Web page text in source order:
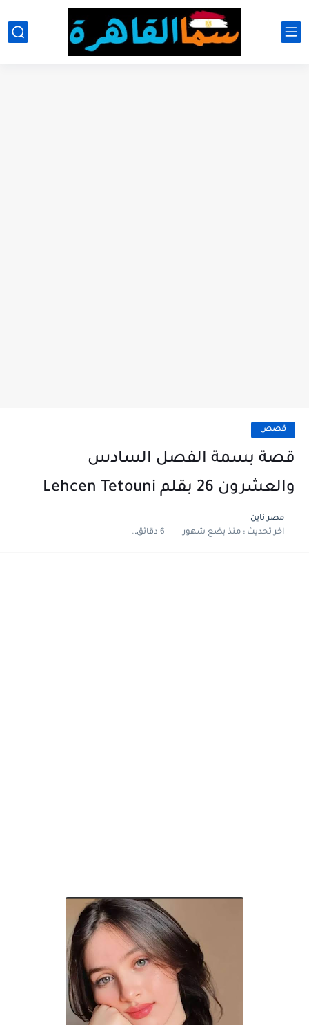
قصص
قصة بسمة الفصل السادس
والعشرون 26 بقلم Lehcen Tetouni
مصر ناين
اخر تحديث :منذ بضع شهور 6 دقائق للقراءة